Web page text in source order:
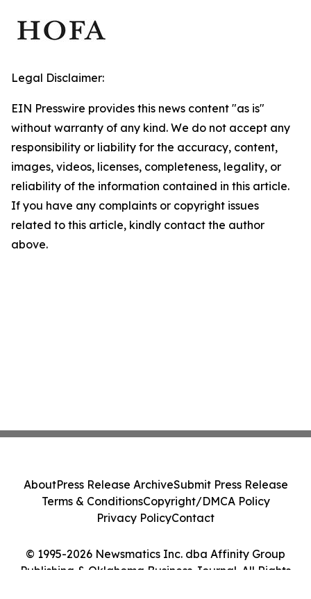
Legal Disclaimer:
EIN Presswire provides this news content "as is"
without warranty of any kind. We do not accept any
responsibility or liability for the accuracy, content,
images, videos, licenses, completeness, legality, or
reliability of the information contained in this article.
If you have any complaints or copyright issues
related to this article, kindly contact the author
above.
© 1995-2026 Newsmatics Inc. dba Affinity Group
Publishing & Oklahoma Business Journal. All Rights
AboutPress Release ArchiveSubmit Press Release
Terms & ConditionsCopyright/DMCA Policy
Privacy PolicyContact